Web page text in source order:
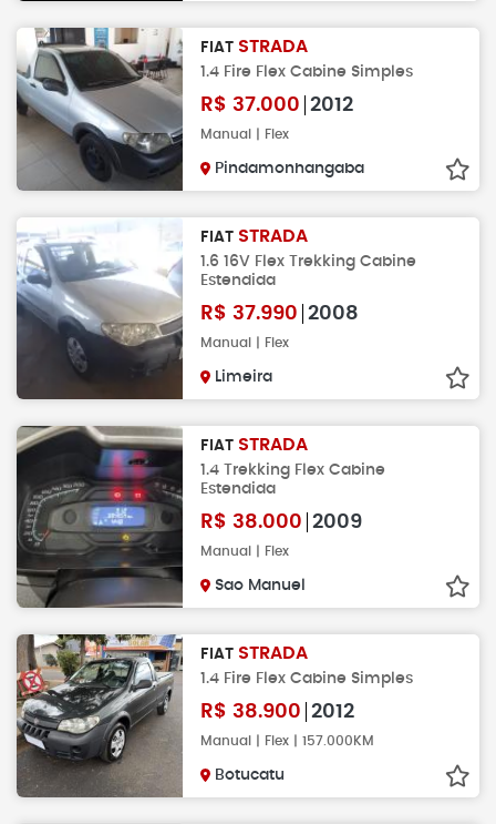
FIAT STRADA
1.4 Fire Flex Cabine Simples
R$ 37.000 2012
Manual | Flex
Pindamonhangaba
FIAT STRADA
1.6 16V Flex Trekking Cabine
Estendida
R$ 37.990 2008
Manual | Flex
Limeira
FIAT STRADA
1.4 Trekking Flex Cabine
Estendida
R$ 38.000 2009
Manual | Flex
Sao Manuel
FIAT STRADA
1.4 Fire Flex Cabine Simples
R$ 38.900 2012
Manual | Flex | 157.000KM
Botucatu